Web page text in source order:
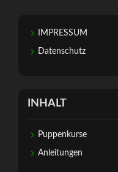
IMPRESSUM
Datenschutz
INHALT
Puppenkurse
Anleitungen